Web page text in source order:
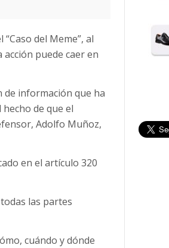
del Meme”, al
puede caer en
de información que ha
de que el
Adolfo Muñoz,
en el artículo 320
las partes
cuándo y dónde